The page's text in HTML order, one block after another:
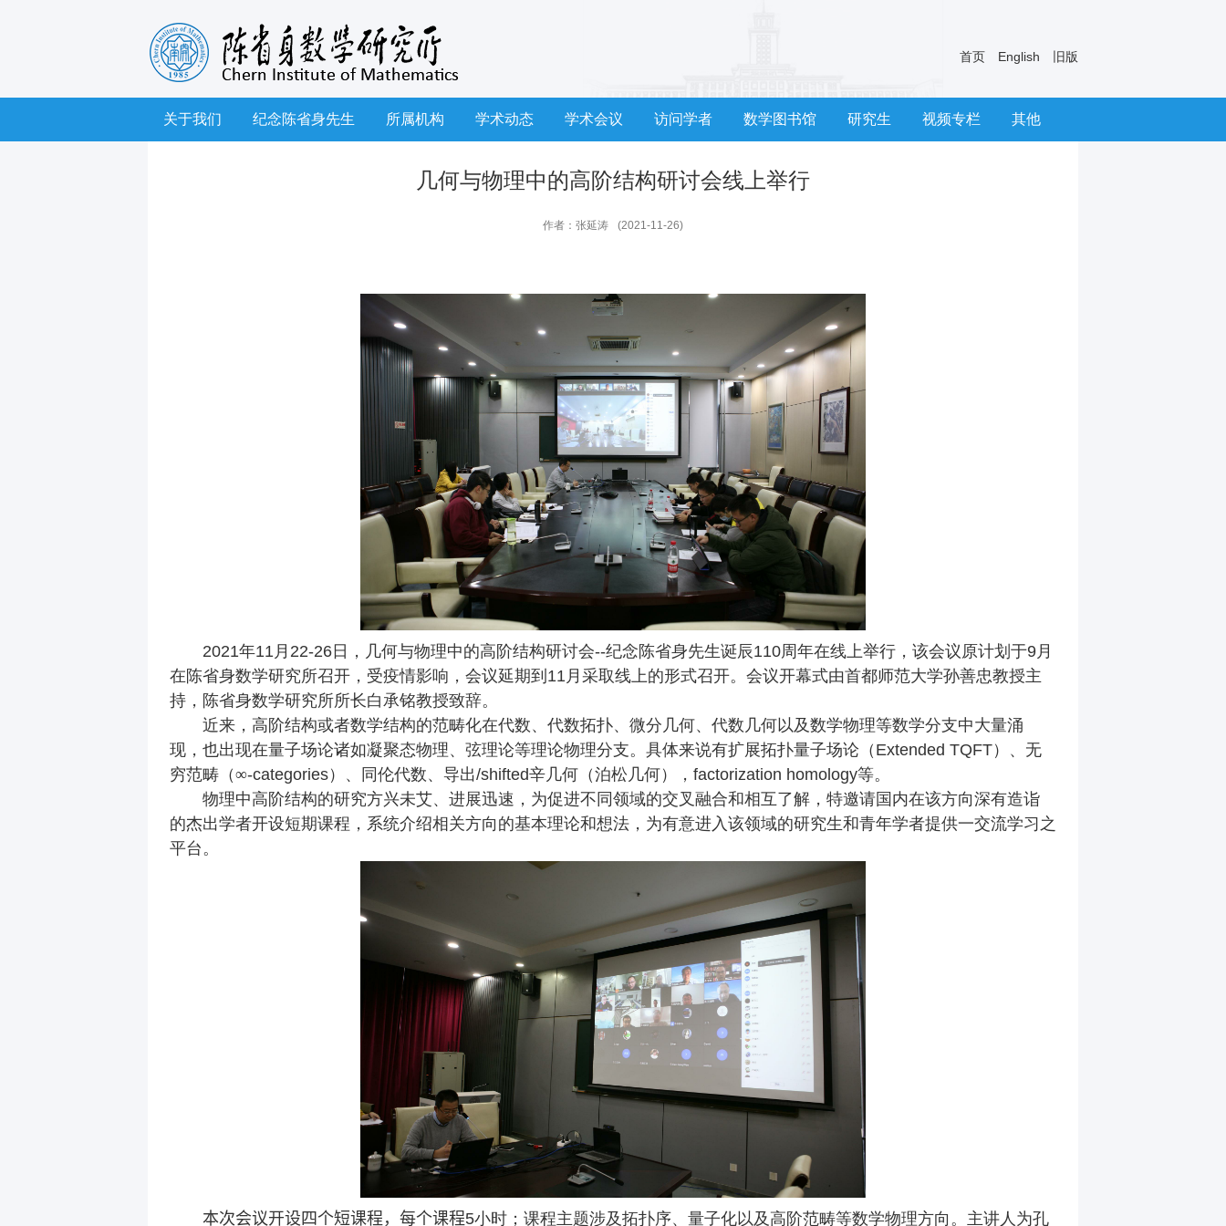
首页 English 旧版
关于我们 纪念陈省身先生 所属机构 学术动态 学术会议 访问学者 数学图书馆 研究生 视频专栏 其他
几何与物理中的高阶结构研讨会线上举行
作者：张延涛 (2021-11-26)
2021年11月 22-26 日，几何与物理中的高阶结构研讨会--纪念陈省身先生诞辰110周年在线上举行 ，该会议原计划于9月
在陈省身数学研究所召开，受疫情影响，会议延期到 11月采取线上的形式召开。会议开幕式由首都师范大学孙善忠教授主
持，陈省身数学研究所所长白承铭教授致辞。
近来，高阶结构或者数学结构的范畴化在代数、代数拓扑、微分几何、代数几何以及数学物理等数学分支中大量涌
现，也出现在量子场论诸如凝聚态物理、弦理论等理论物理分支。具体来说有扩展拓扑量子场论（ Extended TQFT）、无
穷范畴（∞-categories）、同伦代数、导出/shifted辛几何（泊松几何）， factorization homology等。
物理中高阶结构的研究方兴未艾、进展迅速，为促进不同领域的交叉融合和相互了解，特邀请国内在该方向深有造诣
的杰出学者开设短期课程，系统介绍相关方向的基本理论和想法，为有意进入该领域的研究生和青年学者提供一交流学习之
平台。
本次会议开设四个短课程，每个课程5小时；课程主题涉及拓扑序、量子化以及高阶范畴等数学物理方向。主讲人为孔